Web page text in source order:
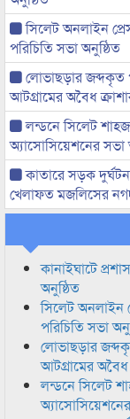
সিলেট অনলাইন
পরিচিতি সভা অনুষ্ঠিত
লোভাছড়ার জব্দকৃত
আটগ্রামের অবৈধ
লন্ডনে সিলেট
অ্যাসোসিয়েশনের সভা
কাতারে সড়ক
খেলাফত মজলিসের
কানাইঘাটে
অনুষ্ঠিত
সিলেট অনলাইন
পরিচিতি সভা
লোভাছড়ার
আটগ্রামের
লন্ডনে সিলেট